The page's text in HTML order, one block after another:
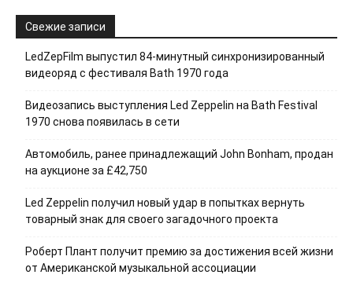
Свежие записи
LedZepFilm выпустил 84-минутный синхронизированный
видеоряд с фестиваля Bath 1970 года
Видеозапись выступления Led Zeppelin на Bath Festival
1970 снова появилась в сети
Автомобиль, ранее принадлежащий John Bonham, продан
на аукционе за £42,750
Led Zeppelin получил новый удар в попытках вернуть
товарный знак для своего загадочного проекта
Роберт Плант получит премию за достижения всей жизни
от Американской музыкальной ассоциации